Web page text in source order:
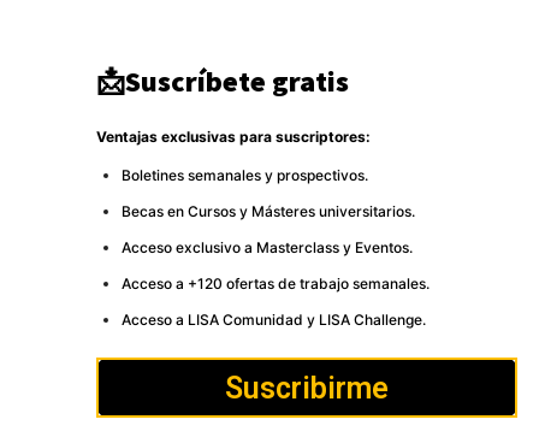
📩Suscríbete gratis
Ventajas exclusivas para suscriptores:
Boletines semanales y prospectivos.
Becas en Cursos y Másteres universitarios.
Acceso exclusivo a Masterclass y Eventos.
Acceso a +120 ofertas de trabajo semanales.
Acceso a LISA Comunidad y LISA Challenge.
Suscribirme